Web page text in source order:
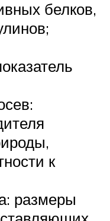
белков,
к
размеры